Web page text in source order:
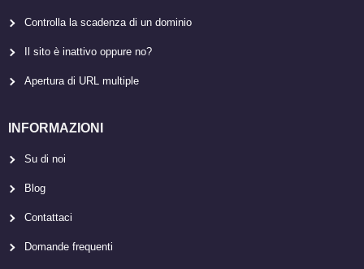
Controlla la scadenza di un dominio
Il sito è inattivo oppure no?
Apertura di URL multiple
INFORMAZIONI
Su di noi
Blog
Contattaci
Domande frequenti